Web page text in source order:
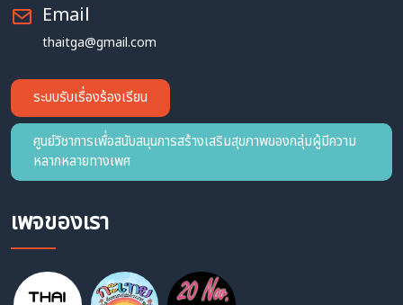
Email
thaitga@gmail.com
ระบบรับเรื่องร้องเรียน
ศูนย์วิชาการเพื่อสนับสนุนการสร้างเสริมสุขภาพของกลุ่มผู้มีความ
หลากหลายทางเพศ
เพจของเรา